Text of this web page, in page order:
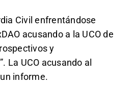
Civil enfrentándose
acusando a la UCO de
y
La UCO acusando al
informe.